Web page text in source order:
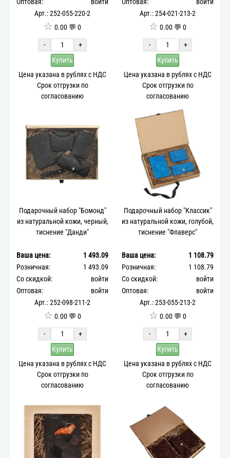
Оптовая:
войти
Арт.: 252-055-220-2
☆ 0.00 💬 0
-
+
Купить
Цена указана в рублях с НДС
Срок отгрузки по
согласованию
Оптовая:
войти
Арт.: 254-021-213-2
☆ 0.00 💬 0
-
+
Купить
Цена указана в рублях с НДС
Срок отгрузки по
согласованию
Подарочный набор "Бомонд"
из натуральной кожи, черный,
тиснение "Данди"
Ваша цена:
1 493.09
Розничная:
1 493.09
Со скидкой:
войти
Оптовая:
войти
Арт.: 252-098-211-2
☆ 0.00 💬 0
-
+
Купить
Цена указана в рублях с НДС
Срок отгрузки по
согласованию
Подарочный набор "Классик"
из натуральной кожи, голубой,
тиснение "Флаверс"
Ваша цена:
1 108.79
Розничная:
1 108.79
Со скидкой:
войти
Оптовая:
войти
Арт.: 253-055-213-2
☆ 0.00 💬 0
-
+
Купить
Цена указана в рублях с НДС
Срок отгрузки по
согласованию